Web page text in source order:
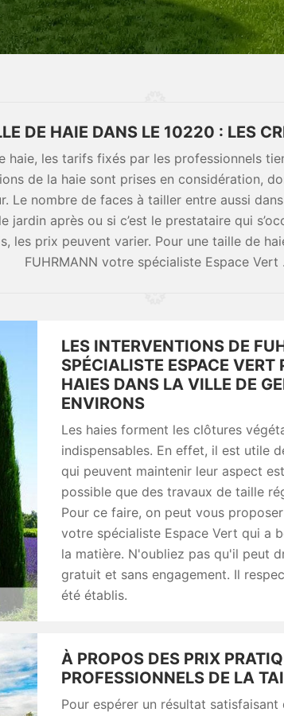
DE HAIE DANS LE 10220 : LES
haie, les tarifs fixés par les professionnels
de la haie sont prises en considération,
Le nombre de faces à tailler entre aussi
jardin après ou si c’est le prestataire qui
les prix peuvent varier. Pour une taille de
FUHRMANN votre spécialiste Espace Vert .
LES INTERVENTIONS DE
SPÉCIALISTE ESPACE VERT
HAIES DANS LA VILLE DE
ENVIRONS
Les haies forment les clôtures
indispensables. En effet, il est utile
qui peuvent maintenir leur aspect
possible que des travaux de taille
Pour ce faire, on peut vous
votre spécialiste Espace Vert qui a
la matière. N'oubliez pas qu'il peut
gratuit et sans engagement. Il
été établis.
À PROPOS DES PRIX
PROFESSIONNELS DE LA
Pour espérer un résultat